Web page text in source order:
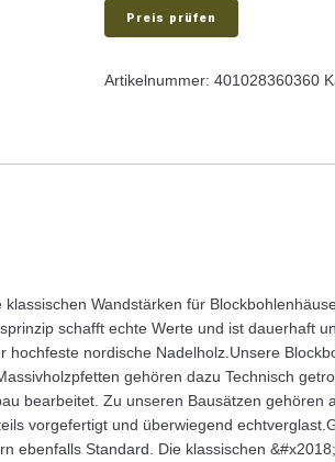
Preis prüfen
Artikelnummer:401028360360
Wandstärken für
schafft echte Werte und ist dauerhaft
nordische Nadelholz.Unsere
gehören dazu Technisch
bearbeitet. Zu unseren Bausätzen gehören
vorgefertigt und überwiegend
ebenfalls Standard. Die klassischen